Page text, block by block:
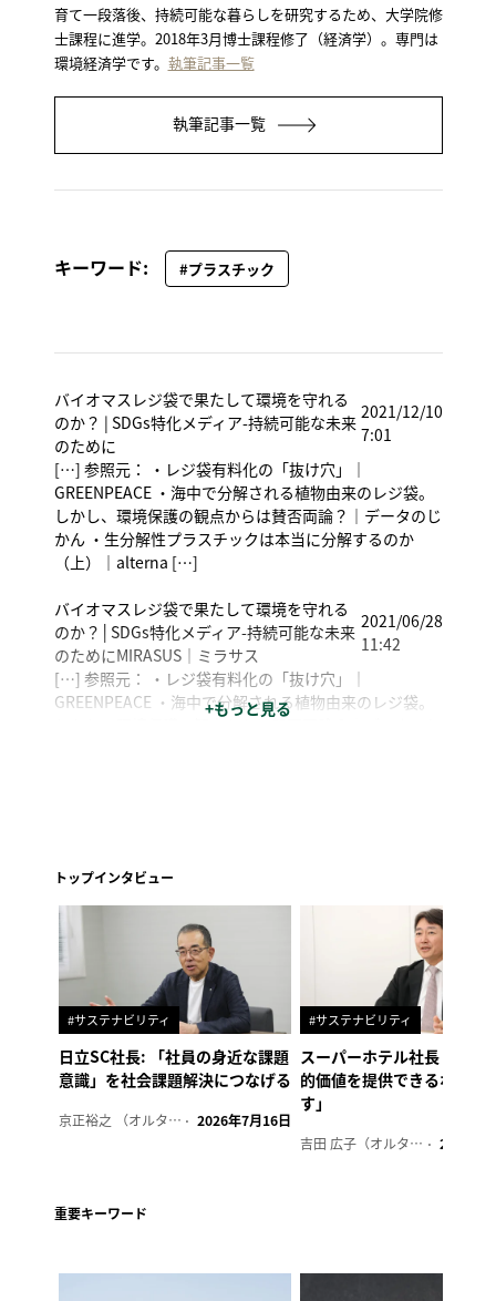
育て一段落後、持続可能な暮らしを研究するため、大学院修
士課程に進学。2018年3月博士課程修了（経済学）。専門は
環境経済学です。 執筆記事一覧
執筆記事一覧
キーワード: #プラスチック
バイオマスレジ袋で果たして環境を守れる
のか？ | SDGs特化メディア-持続可能な未来
のために
2021/12/10
7:01
[…] 参照元： ・レジ袋有料化の「抜け穴」｜
GREENPEACE ・海中で分解される植物由来のレジ袋。
しかし、環境保護の観点からは賛否両論？｜データのじ
かん ・生分解性プラスチックは本当に分解するのか
（上）｜alterna […]
バイオマスレジ袋で果たして環境を守れる
のか？│SDGs特化メディア-持続可能な未来
のためにMIRASUS｜ミラサス
2021/06/28
11:42
[…] 参照元： ・レジ袋有料化の「抜け穴」｜
GREENPEACE ・海中で分解される植物由来のレジ袋。
+もっと見る
トップインタビュー
#サステナビリティ
日立SC社長: 「社員の身近な課題
意識」を社会課題解決につなげる
京正裕之 （オルタナ副編集長） 2026年7月16日
#サステナビリティ
スーパーホテル社長「地域
的価値を提供できるホテル
す」
吉田 広子（オルタナ輪番編集長） 2026年6
重要キーワード